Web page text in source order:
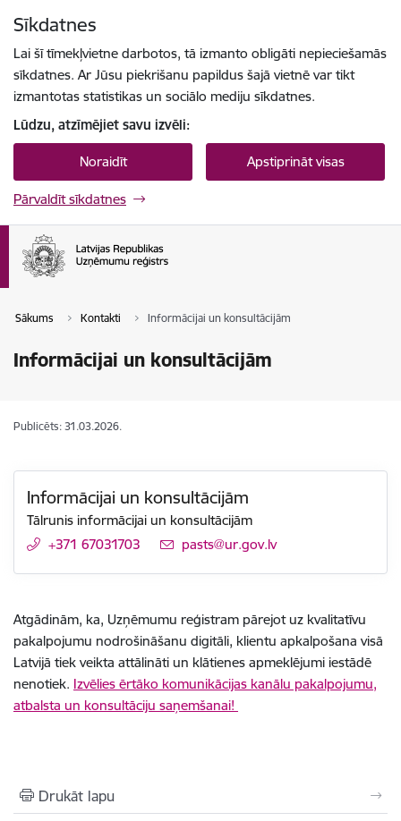
Sīkdatnes
Lai šī tīmekļvietne darbotos, tā izmanto obligāti nepieciešamās
sīkdatnes. Ar Jūsu piekrišanu papildus šajā vietnē var tikt
izmantotas statistikas un sociālo mediju sīkdatnes.
Lūdzu, atzīmējiet savu izvēli:
Noraidīt Apstiprināt visas
Pārvaldīt sīkdatnes
Sākums Kontakti Informācijai un konsultācijām
Informācijai un konsultācijām
Publicēts: 31.03.2026.
Informācijai un konsultācijām
Tālrunis informācijai un konsultācijām
+371 67031703
E-pasts:
pasts@ur.gov.lv
Atgādinām, ka, Uzņēmumu reģistram pārejot uz kvalitatīvu
pakalpojumu nodrošināšanu digitāli, klientu apkalpošana visā
Latvijā tiek veikta attālināti un klātienes apmeklējumi iestādē
nenotiek. Izvēlies ērtāko komunikācijas kanālu pakalpojumu,
atbalsta un konsultāciju saņemšanai!
Drukāt lapu